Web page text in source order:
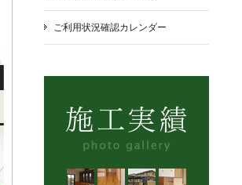
ご利用状況確認カレンダー